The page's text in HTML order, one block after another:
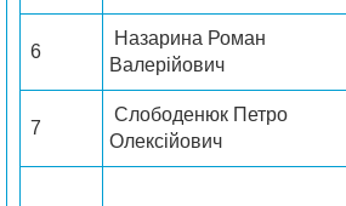
6
Назарина Роман
Валерійович
7
Слободенюк Петро
Олексійович